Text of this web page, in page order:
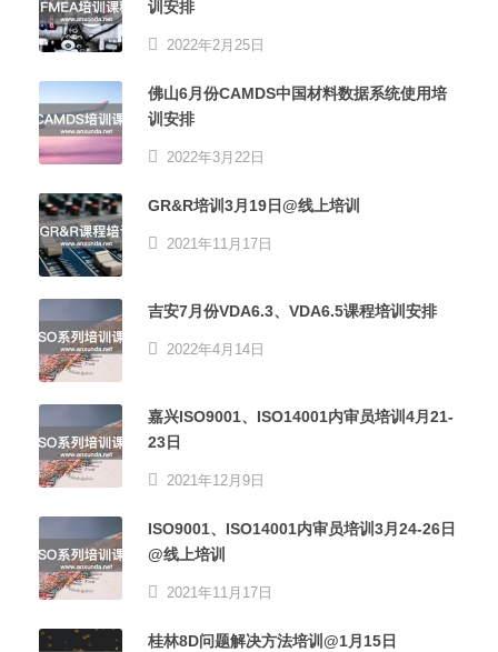
训安排
2022年2月25日
佛山6月份CAMDS中国材料数据系统使用培
训安排
2022年3月22日
GR&R培训3月19日@线上培训
2021年11月17日
吉安7月份VDA6.3、VDA6.5课程培训安排
2022年4月14日
嘉兴ISO9001、ISO14001内审员培训4月21-
23日
2021年12月9日
ISO9001、ISO14001内审员培训3月24-26日
@线上培训
2021年11月17日
桂林8D问题解决方法培训@1月15日